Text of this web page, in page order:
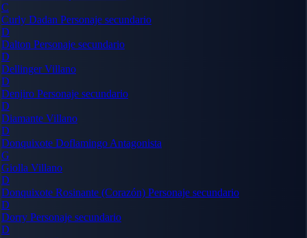
C
Curly Dadan Personaje secundario
D
Dalton Personaje secundario
D
DellingerVillano
D
Denjiro Personaje secundario
D
Diamante Villano
D
Donquixote Doflamingo Antagonista
G
Giolla Villano
D
Donquixote Rosinante (Corazón) Personaje secundario
D
Dorry Personaje secundario
D